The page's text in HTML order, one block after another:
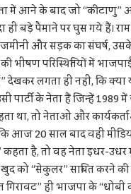
में आने के बाद जो
ही बड़े पैमाने पर घुस गये हैं।
और सड़क का संघर्ष,
परिस्थितियों में
देखकर लगता ही नहीं, कि क्या
पार्टी के नेता हैं जिन्हें 1989
था, तो नेताओं और
आज 20 साल बाद वही
कहता है, तो वह नेता इधर-
को “सेकुलर” साबित करने
गिरावट” ही भाजपा के “धोबी